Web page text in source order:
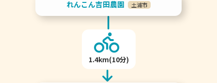
れんこん吉田農園 土浦市
1.4km(10分)